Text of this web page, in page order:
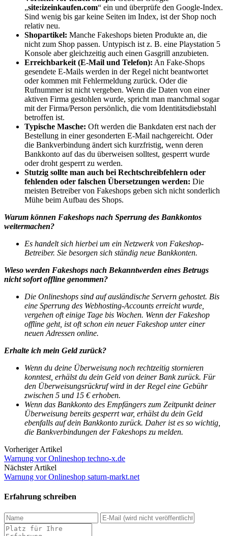
„site:izeinkaufen.com“ ein und überprüfe den Google-Index.
Sind wenig bis gar keine Seiten im Index, ist der Shop noch
relativ neu.
Shopartikel: Manche Fakeshops bieten Produkte an, die
nicht zum Shop passen. Untypisch ist z. B. eine Playstation 5
Konsole aber gleichzeitig auch einen Gasgrill anzubieten.
Erreichbarkeit (E-Mail und Telefon): An Fake-Shops
gesendete E-Mails werden in der Regel nicht beantwortet
oder kommen mit Fehlermeldung zurück. Oder die
Rufnummer ist nicht vergeben. Wenn die Daten von einer
aktiven Firma gestohlen wurde, spricht man manchmal sogar
mit der Firma/Person persönlich, die vom Identitätsdiebstahl
betroffen ist.
Typische Masche: Oft werden die Bankdaten erst nach der
Bestellung in einer gesonderten E-Mail nachgereicht. Oder
die Bankverbindung ändert sich kurzfristig, wenn deren
Bankkonto auf das du überweisen solltest, gesperrt wurde
oder droht gesperrt zu werden.
Stutzig sollte man auch bei Rechtschreibfehlern oder
fehlenden oder falschen Übersetzungen werden: Die
meisten Betreiber von Fakeshops geben sich nicht sonderlich
Mühe beim Aufbau des Shops.
Warum können Fakeshops nach Sperrung des Bankkontos
weitermachen?
Es handelt sich hierbei um ein Netzwerk von Fakeshop-
Betreiber. Sie besorgen sich ständig neue Bankkonten.
Wieso werden Fakeshops nach Bekanntwerden eines Betrugs
nicht sofort offline genommen?
Die Onlineshops sind auf ausländische Servern gehostet. Bis
eine Sperrung des Webhosting-Accounts erreicht wurde,
vergehen oft einige Tage bis Wochen. Wenn der Fakeshop
offline geht, ist oft schon ein neuer Fakeshop unter einer
neuen Adressen online.
Erhalte ich mein Geld zurück?
Wenn du deine Überweisung noch rechtzeitig stornieren
konntest, erhälst du dein Geld von deiner Bank zurück. Für
den Überweisungsrückruf wird in der Regel eine Gebühr
zwischen 5 und 15 € erhoben.
Wenn das Bankkonto des Empfängers zum Zeitpunkt deiner
Überweisung bereits gesperrt war, erhälst du dein Geld
ebenfalls auf dein Bankkonto zurück. Daher ist es so wichtig,
die Bankverbindungen der Fakeshops zu melden.
Vorheriger Artikel
Warnung vor Onlineshop techno-x.de
Nächster Artikel
Warnung vor Onlineshop saturn-markt.net
Erfahrung schreiben